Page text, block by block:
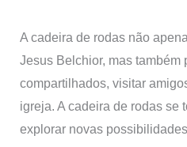
A cadeira de rodas não
Jesus Belchior, mas também
compartilhados, visitar
igreja. A cadeira de rodas se
explorar novas